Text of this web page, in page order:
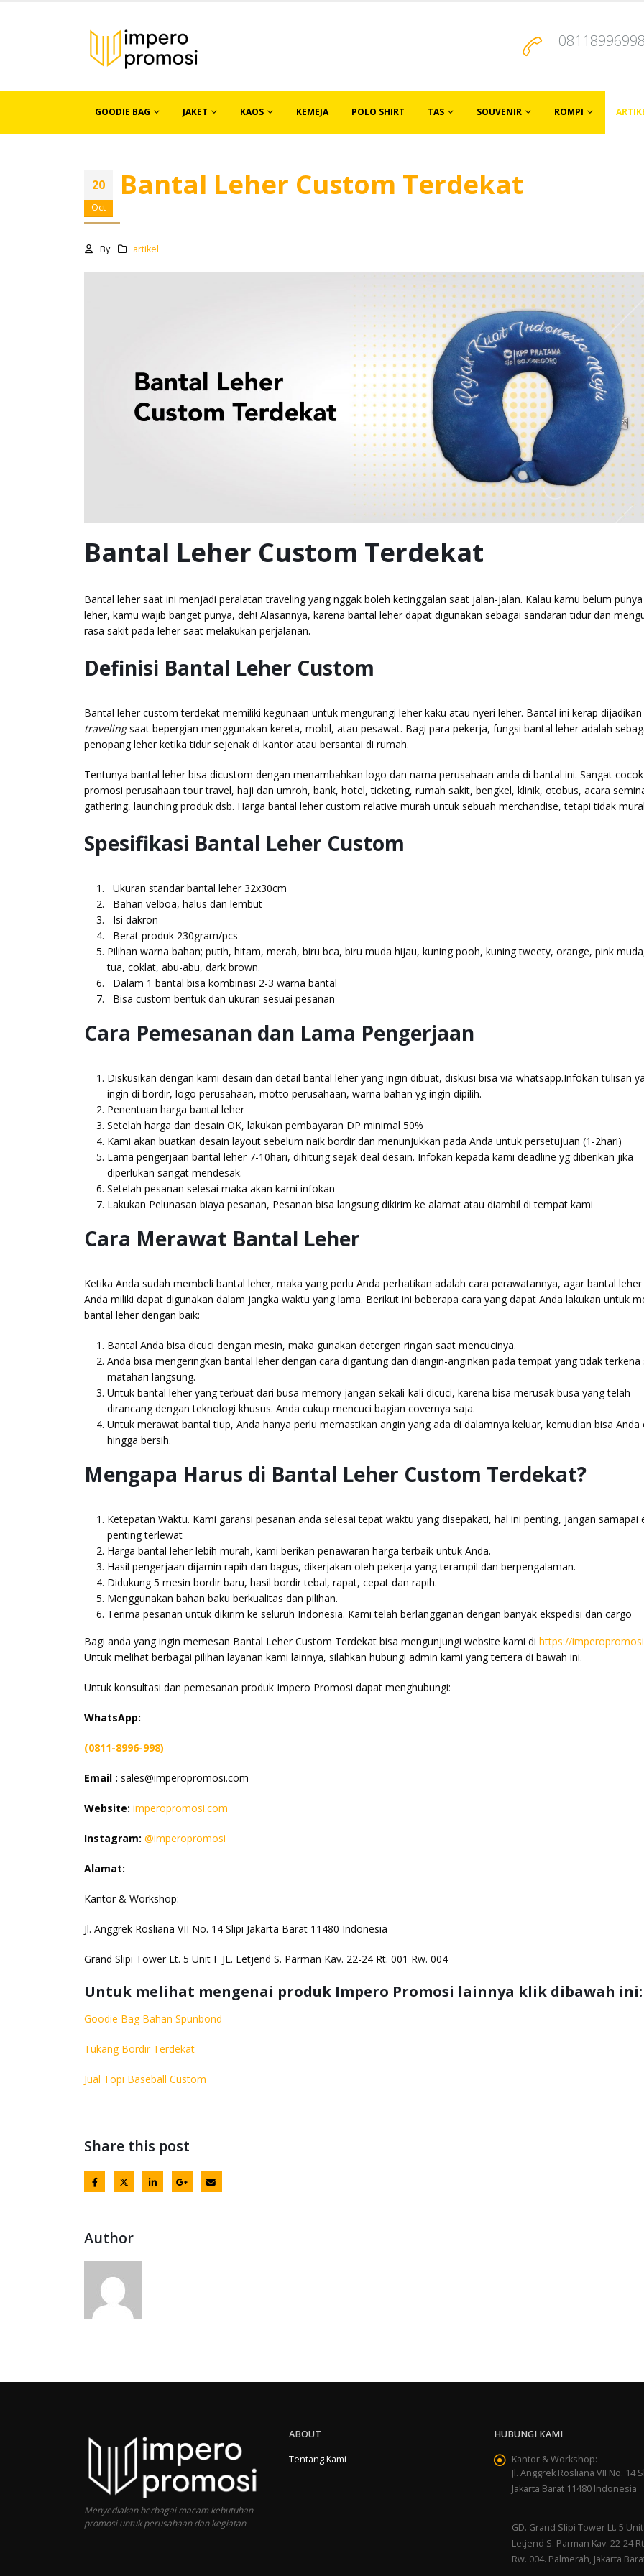
08118996998
GOODIE BAG JAKET KAOS KEMEJA POLO SHIRT TAS SOUVENIR ROMPI
20
Oct
Bantal Leher Custom Terdekat
By artikel
Bantal Leher Custom Terdekat
Bantal leher saat ini menjadi peralatan traveling yang nggak boleh ketinggalan saat jalan-jalan. Kalau kamu belum
leher, kamu wajib banget punya, deh! Alasannya, karena bantal leher dapat digunakan sebagai sandaran tidur dan
rasa sakit pada leher saat melakukan perjalanan.
Definisi Bantal Leher Custom
Bantal leher custom terdekat memiliki kegunaan untuk mengurangi leher kaku atau nyeri leher. Bantal ini kerap
travelingsaat bepergian menggunakan kereta, mobil, atau pesawat. Bagi para pekerja, fungsi bantal leher adalah
penopang leher ketika tidur sejenak di kantor atau bersantai di rumah.
Tentunya bantal leher bisa dicustom dengan menambahkan logo dan nama perusahaan anda di bantal ini. Sangat
promosi perusahaan tour travel, haji dan umroh, bank, hotel, ticketing, rumah sakit, bengkel, klinik, otobus, acara
gathering, launching produk dsb. Harga bantal leher custom relative murah untuk sebuah merchandise, tetapi tidak
Spesifikasi Bantal Leher Custom
Ukuran standar bantal leher 32x30cm
Bahan velboa, halus dan lembut
Isi dakron
Berat produk 230gram/pcs
Pilihan warna bahan; putih, hitam, merah, biru bca, biru muda hijau, kuning pooh, kuning tweety, orange, pink
tua, coklat, abu-abu, dark brown.
Dalam 1 bantal bisa kombinasi 2-3 warna bantal
Bisa custom bentuk dan ukuran sesuai pesanan
Cara Pemesanan dan Lama Pengerjaan
Diskusikan dengan kami desain dan detail bantal leher yang ingin dibuat, diskusi bisa via whatsapp.Infokan tulisan
ingin di bordir, logo perusahaan, motto perusahaan, warna bahan yg ingin dipilih.
Penentuan harga bantal leher
Setelah harga dan desain OK, lakukan pembayaran DP minimal 50%
Kami akan buatkan desain layout sebelum naik bordir dan menunjukkan pada Anda untuk persetujuan (1-2hari)
Lama pengerjaan bantal leher 7-10hari, dihitung sejak deal desain. Infokan kepada kami deadline yg diberikan jika
diperlukan sangat mendesak.
Setelah pesanan selesai maka akan kami infokan
Lakukan Pelunasan biaya pesanan, Pesanan bisa langsung dikirim ke alamat atau diambil di tempat kami
Cara Merawat Bantal Leher
Ketika Anda sudah membeli bantal leher, maka yang perlu Anda perhatikan adalah cara perawatannya, agar bantal
Anda miliki dapat digunakan dalam jangka waktu yang lama. Berikut ini beberapa cara yang dapat Anda lakukan untuk
bantal leher dengan baik:
Bantal Anda bisa dicuci dengan mesin, maka gunakan detergen ringan saat mencucinya.
Anda bisa mengeringkan bantal leher dengan cara digantung dan diangin-anginkan pada tempat yang tidak terkena
matahari langsung.
Untuk bantal leher yang terbuat dari busa memory jangan sekali-kali dicuci, karena bisa merusak busa yang telah
dirancang dengan teknologi khusus. Anda cukup mencuci bagian covernya saja.
Untuk merawat bantal tiup, Anda hanya perlu memastikan angin yang ada di dalamnya keluar, kemudian bisa Anda
hingga bersih.
Mengapa Harus di Bantal Leher Custom Terdekat?
Ketepatan Waktu. Kami garansi pesanan anda selesai tepat waktu yang disepakati, hal ini penting, jangan samapai
penting terlewat
Harga bantal leher lebih murah, kami berikan penawaran harga terbaik untuk Anda.
Hasil pengerjaan dijamin rapih dan bagus, dikerjakan oleh pekerja yang terampil dan berpengalaman.
Didukung 5 mesin bordir baru, hasil bordir tebal, rapat, cepat dan rapih.
Menggunakan bahan baku berkualitas dan pilihan.
Terima pesanan untuk dikirim ke seluruh Indonesia. Kami telah berlangganan dengan banyak ekspedisi dan cargo
Bagi anda yang ingin memesan Bantal Leher Custom Terdekat bisa mengunjungi website kami di https://
Untuk melihat berbagai pilihan layanan kami lainnya, silahkan hubungi admin kami yang tertera di bawah ini.
Untuk konsultasi dan pemesanan produk Impero Promosi dapat menghubungi:
WhatsApp:
(0811-8996-998)
Email : sales@imperopromosi.com
Website: imperopromosi.com
Instagram: @imperopromosi
Alamat:
Kantor & Workshop:
Jl. Anggrek Rosliana VII No. 14 Slipi Jakarta Barat 11480 Indonesia
Grand Slipi Tower Lt. 5 Unit F JL. Letjend S. Parman Kav. 22-24 Rt. 001 Rw. 004
Untuk melihat mengenai produk Impero Promosi lainnya klik dibawah ini:
Goodie Bag Bahan Spunbond
Tukang Bordir Terdekat
Jual Topi Baseball Custom
Share this post
Author
Menyediakan berbagai macam kebutuhan
promosi untuk perusahaan dan kegiatan
ABOUT
Tentang Kami
HUBUNGI KAMI
Kantor & Workshop:
Jl. Anggrek Rosliana VII No. 14
Jakarta Barat 11480 Indonesia
GD. Grand Slipi Tower Lt. 5 Unit
Letjend S. Parman Kav. 22-24
Rw. 004. Palmerah, Jakarta